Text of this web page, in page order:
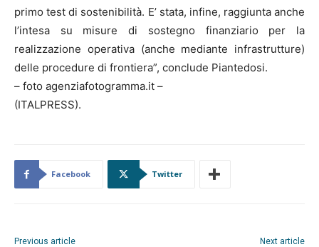
primo test di sostenibilità. E’ stata, infine, raggiunta anche
l’intesa su misure di sostegno finanziario per la
realizzazione operativa (anche mediante infrastrutture)
delle procedure di frontiera”, conclude Piantedosi.
– foto agenziafotogramma.it –
(ITALPRESS).
Facebook Twitter
Previous article Next article